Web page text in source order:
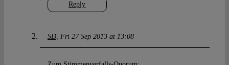
Reply
SD Fri 27 Sep 2013 at 13:08